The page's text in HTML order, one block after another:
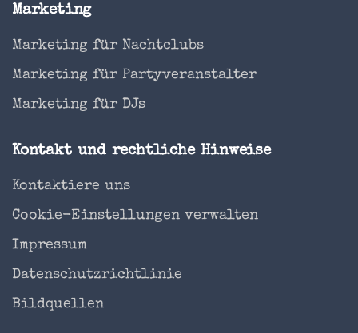
Marketing
Marketing für Nachtclubs
Marketing für Partyveranstalter
Marketing für DJs
Kontakt und rechtliche Hinweise
Kontaktiere uns
Cookie-Einstellungen verwalten
Impressum
Datenschutzrichtlinie
Bildquellen